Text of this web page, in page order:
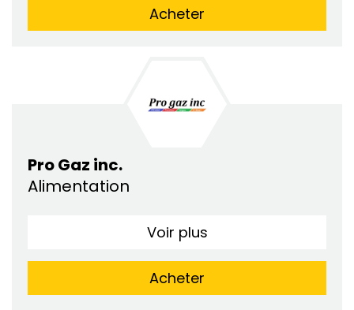
Acheter
Pro Gaz inc.
Alimentation
Voir plus
Acheter